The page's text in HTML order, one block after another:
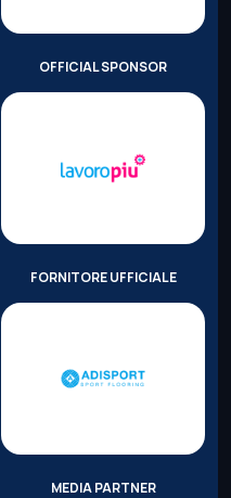
OFFICIAL SPONSOR
FORNITORE UFFICIALE
MEDIA PARTNER